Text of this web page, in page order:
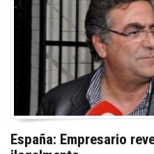
España: Empresario